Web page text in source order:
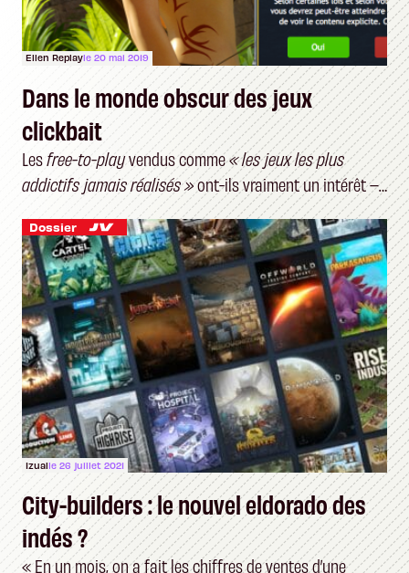
Ellen Replayle 20 mai 2019
Dans le monde obscur des jeux
clickbait
Lesfree-to-playvendus comme« les jeux les plus
addictifs jamais réalisés »ont-ils vraiment un intérêt –
et un public ?
Dossier
Izualle 26 juillet 2021
City-builders : le nouvel eldorado des
indés ?
« En un mois, on a fait les chiffres de ventes d’une